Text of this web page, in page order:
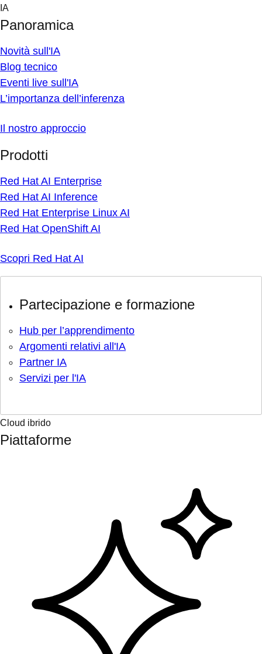
Skip
content
IA
Panoramica
Novità sull'IA
Blog tecnico
Eventi live sull'IA
L’importanza dell’inferenza
Il nostro approccio
Prodotti
Red Hat AI Enterprise
Red Hat AI Inference
Red Hat Enterprise Linux AI
Red Hat OpenShift AI
Scopri Red Hat AI
Partecipazione e formazione
Hub per l’apprendimento
Argomenti relativi all'IA
Partner IA
Servizi per l'IA
Cloud ibrido
Piattaforme